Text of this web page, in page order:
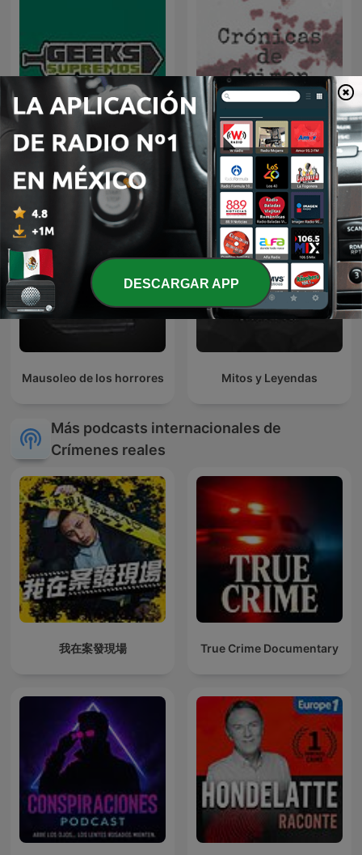
Geeks Supremos Crónicas de Crimen
Mausoleo de los horrores Mitos y Leyendas
Más podcasts internacionales de
Crímenes reales
我在案發現場 True Crime Documentary
DESCARGAR APP